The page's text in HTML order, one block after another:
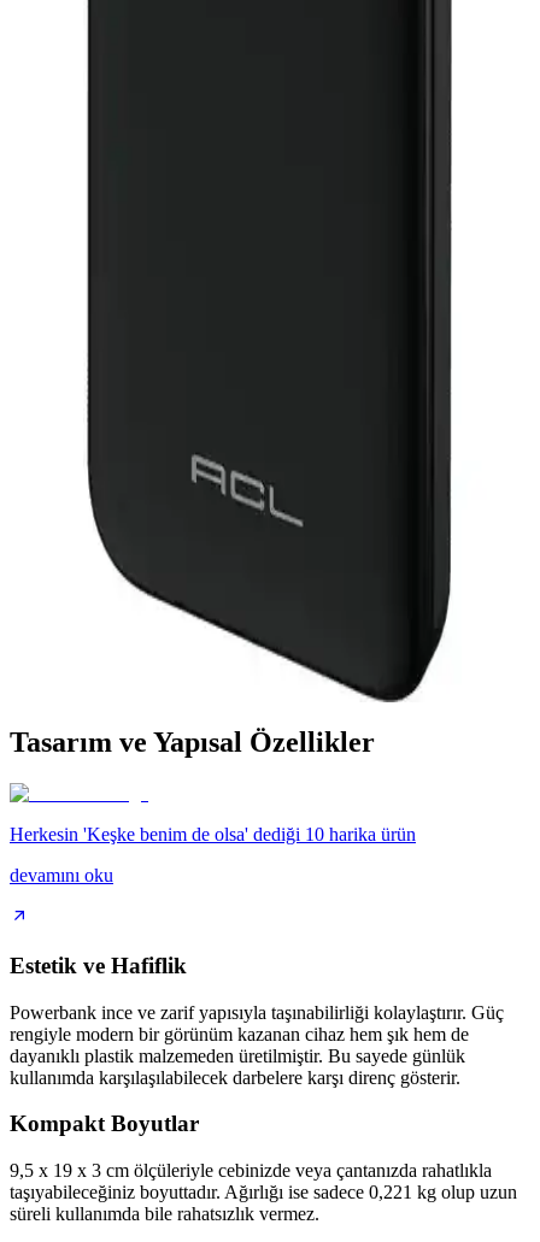
Samsung Powerbank 10000 mAh: Yüksek Kapasite
Samsung Powerbank: Yüksek Kapasiteli ve
Güvenilir Taşınabilir Şarj Cihazları
Samsung powerbankler, yüksek kapasite, hızlı şarj ve güvenlik
özellikleriyle günlük ve dış mekan kullanımında ideal, şık ve
dayanıklı taşınabilir enerji çözümleri sunar.
Taşınabilir Şarj Cihazları Acl PW-99 ve Blic BPB4
Karşılaştırması 2023
İki popüler 10.000mAh taşınabilir şarj cihazını detaylı
karşılaştırıyoruz. Kullanıcı deneyimleri ve teknik özellikler ile
hangisinin ihtiyaçlarınıza daha uygun olduğunu öğrenin.
Tasarım ve Yapısal Özellikler
Herkesin 'Keşke benim de olsa' dediği 10 harika ürün
devamını oku
Estetik ve Hafiflik
Powerbank ince ve zarif yapısıyla taşınabilirliği kolaylaştırır. Güç
rengiyle modern bir görünüm kazanan cihaz hem şık hem de
dayanıklı plastik malzemeden üretilmiştir. Bu sayede günlük
kullanımda karşılaşılabilecek darbelere karşı direnç gösterir.
Kompakt Boyutlar
9,5 x 19 x 3 cm ölçüleriyle cebinizde veya çantanızda rahatlıkla
taşıyabileceğiniz boyuttadır. Ağırlığı ise sadece 0,221 kg olup uzun
süreli kullanımda bile rahatsızlık vermez.